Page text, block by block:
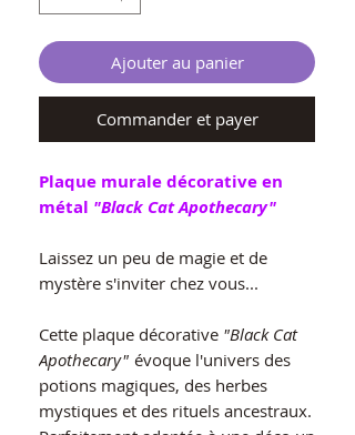
Ajouter au panier
Commander et payer
Plaque murale décorative en
métal "Black Cat Apothecary"
Laissez un peu de magie et de
mystère s'inviter chez vous...
Cette plaque décorative "Black Cat
Apothecary" évoque l'univers des
potions magiques, des herbes
mystiques et des rituels ancestraux.